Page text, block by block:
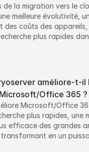
de la migration vers le
meilleure évolutivité,
des coûts des appareils,
plus rapides
améliore-t-il
Office 365 ?
Microsoft/Office
plus rapides, une
efficace des grandes
transformant en un